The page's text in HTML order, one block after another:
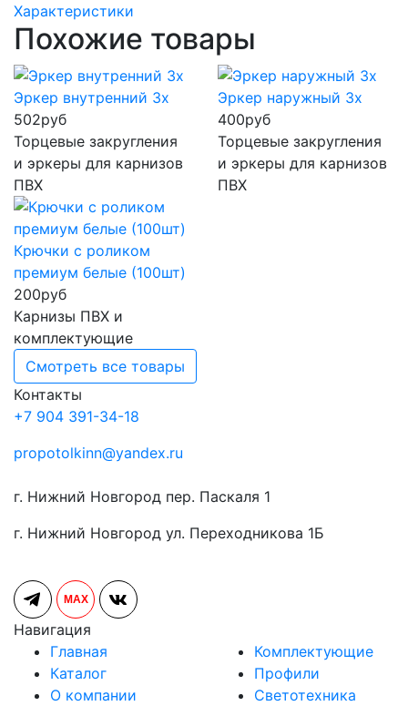
Характеристики
Похожие товары
Эркер внутренний 3х
502руб
Торцевые закругления
и эркеры для карнизов
ПВХ
Эркер наружный 3х
400руб
Торцевые закругления
и эркеры для карнизов
ПВХ
Крючки с роликом
премиум белые (100шт)
200руб
Карнизы ПВХ и
комплектующие
Смотреть все товары
Контакты
+7 904 391-34-18
propotolkinn@yandex.ru
г. Нижний Новгород пер. Паскаля 1
г. Нижний Новгород ул. Переходникова 1Б
MAX
Навигация
Главная
Каталог
О компании
Комплектующие
Профили
Светотехника